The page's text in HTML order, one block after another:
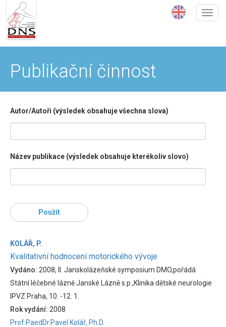
hlavnímu
obsahu
Publikační činnost
Autor/Autoři (výsledek obsahuje všechna slova)
Název publikace (výsledek obsahuje kterékoliv slovo)
Použít
KOLÁŘ, P.
Kvalitativní hodnocení motorického vývoje
Vydáno: 2008, II. Janskolázeňské symposium DMO,pořádá
Státní léčebné lázně Janské Lázně s.p.,Klinika dětské neurologie
IPVZ Praha, 10. -12. 1.
Rok vydání: 2008
Prof.PaedDr.Pavel Kolář, Ph.D.